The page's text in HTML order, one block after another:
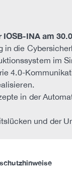
INA am
in die
im
4.0-
in der
und der